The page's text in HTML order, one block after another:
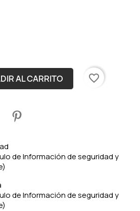
AL CARRITO favorite_border
de Información de seguridad y
de Información de seguridad y